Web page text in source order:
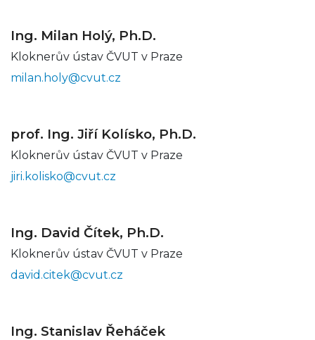
Ing. Milan Holý, Ph.D.
Kloknerův ústav ČVUT v Praze
milan.holy@cvut.cz
prof. Ing. Jiří Kolísko, Ph.D.
Kloknerův ústav ČVUT v Praze
jiri.kolisko@cvut.cz
Ing. David Čítek, Ph.D.
Kloknerův ústav ČVUT v Praze
david.citek@cvut.cz
Ing. Stanislav Řeháček